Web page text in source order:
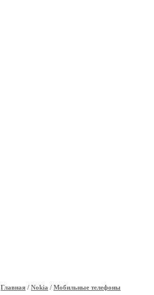
Главная / Nokia / Мобильные телефоны